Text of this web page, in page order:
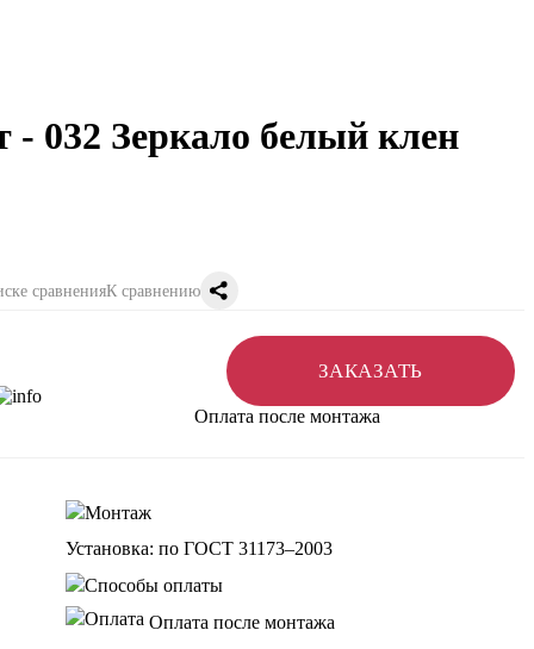
- 032 Зеркало белый клен
К сравнению
ЗАКАЗАТЬ
Оплата после монтажа
Установка: по ГОСТ 31173–2003
Оплата после монтажа